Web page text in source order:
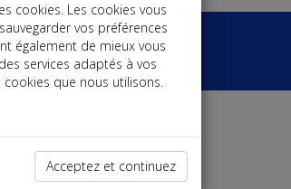
cookies. Les cookies vous
vos préférences
également de mieux vous
services adaptés à vos
que nous utilisons.
Acceptez et continuez